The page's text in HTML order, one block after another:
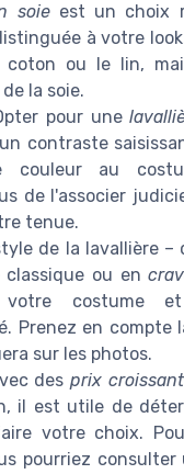
soieest un choix
à votre
coton ou le lin,
la soie.
pour une
contraste
couleur au
de l'associer
tenue.
de la lavallière –
classique ou en
votre costume
Prenez en compte
sur les photos.
des prix
il est utile de
votre choix.
pourriez consulter